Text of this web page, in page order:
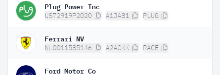
Plug Power Inc
US72919P2020 A1JA81 PLUG
Ferrari NV
NL0011585146 A2ACKK RACE
Ford Motor Co